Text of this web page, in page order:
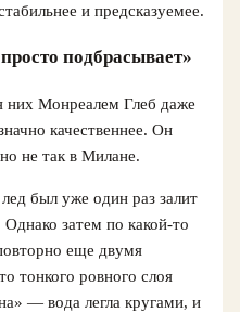
и предсказуемее.
подбрасывает»
них Монреалем Глеб даже
качественнее. Он
не так в Милане.
был уже один раз залит
затем по какой‑то
еще двумя
тонкого ровного слоя
— вода легла кругами, и